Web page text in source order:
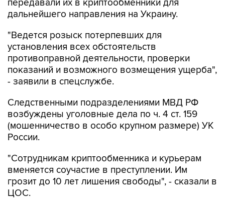
"Ведется розыск потерпевших для
противоправной деятельности, проверки
показаний и возможного возмещения ущерба",
- заявили в спецслужбе.
Следственными подразделениями МВД РФ
(мошенничество в особо крупном размере) УК
России.
"Сотрудникам криптообменника и курьерам
грозит до 10 лет лишения свободы", - сказали в
ЦОС.
МВД РФ